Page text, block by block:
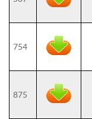
754
875